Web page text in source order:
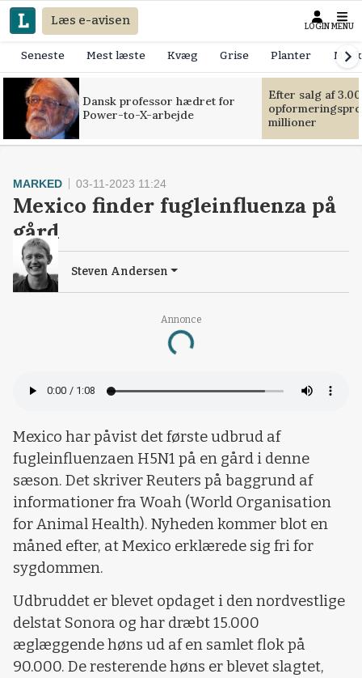
Læs e-avisen LOGIN MENU
Seneste Mest læste Kvæg Grise Planter
Dansk professor hædret for
Power-to-X-arbejde
Efter salg af
millioner
Annonce
Loading...
MARKED 03-11-2023 11:24
Mexico finder fugleinfluenza på
gård
Steven Andersen
Mexico har påvist det første udbrud af
fugleinfluenzaen H5N1 på en gård i denne
sæson. Det skriver Reuters på baggrund af
informationer fra Woah (World Organisation
for Animal Health). Nyheden kommer blot en
måned efter, at Mexico erklærede sig fri for
sygdommen.
Udbruddet er blevet opdaget i den nordvestlige
delstat Sonora og har dræbt 15.000
æglæggende høns ud af en samlet flok på
90.000. De resterende høns er blevet slagtet,